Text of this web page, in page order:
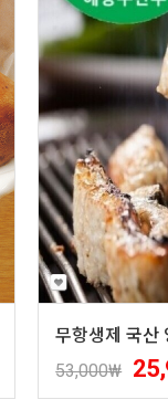
무항생제 국산
53,000₩